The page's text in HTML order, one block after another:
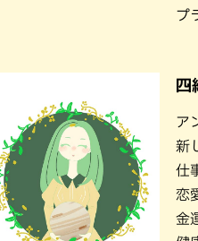
プ
四
ア
新
恋
金